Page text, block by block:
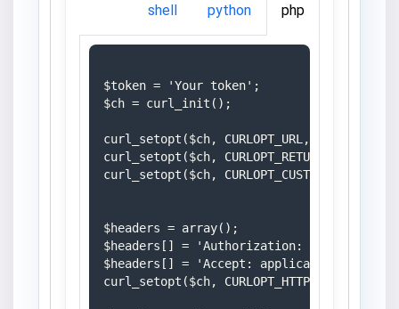
php
python
shell
$token = 'Your token';
$ch = curl_init();
curl_setopt($ch, CURLOPT_URL, 'https://
curl_setopt($ch,
curl_setopt($ch, CURLOPT_CUSTOMREQUEST,
$headers = array();
$headers[] = 'Authorization: Bearer ' .
$headers[] = 'Accept: application/json';
curl_setopt($ch, CURLOPT_HTTPHEADER,